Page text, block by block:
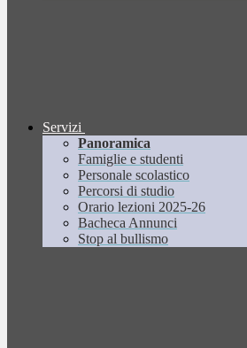
Servizi
Panoramica
Famiglie e studenti
Personale scolastico
Percorsi di studio
Orario lezioni 2025-26
Bacheca Annunci
Stop al bullismo